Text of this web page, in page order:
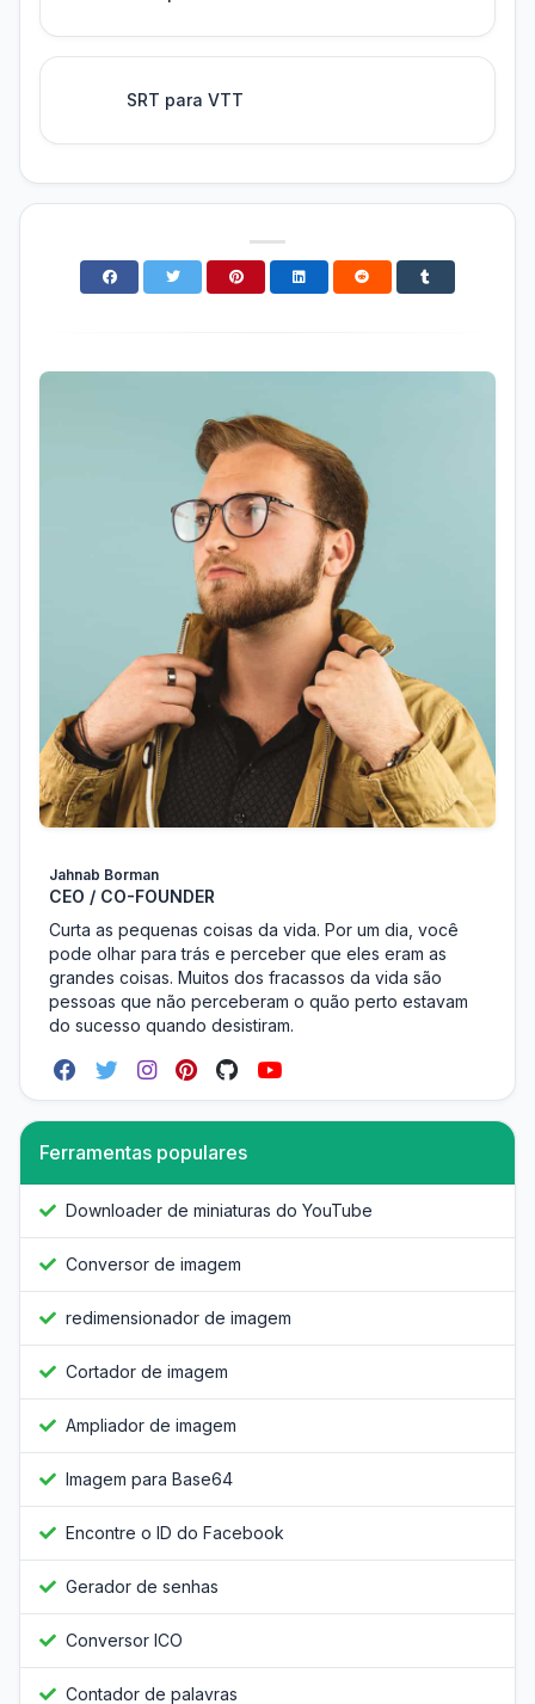
SRT para VTT
Jahnab Borman
CEO / CO-FOUNDER
Curta as pequenas coisas da vida. Por um dia, você
pode olhar para trás e perceber que eles eram as
grandes coisas. Muitos dos fracassos da vida são
pessoas que não perceberam o quão perto estavam
do sucesso quando desistiram.
Ferramentas populares
Downloader de miniaturas do YouTube
Conversor de imagem
redimensionador de imagem
Cortador de imagem
Ampliador de imagem
Imagem para Base64
Encontre o ID do Facebook
Gerador de senhas
Conversor ICO
Contador de palavras